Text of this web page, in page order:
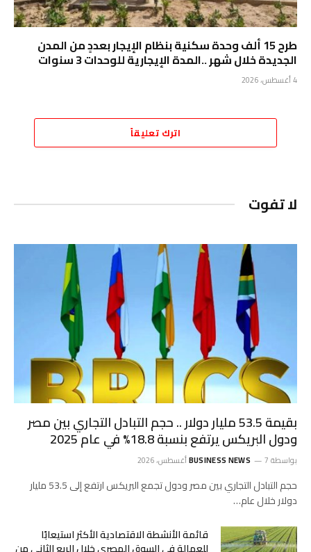
طرح 15 ألف وحدة سكنية بنظام الإيجار بعددٍ من المدن
الجديدة خلال شهر ..المدة الإيجارية للوحدات 3 سنوات
4 أغسطس، 2026
اترك تعليقاً
لا تفوت
بقيمة 53.5 مليار دولار .. حجم التبادل التجاري بين مصر
ودول البريكس يرتفع بنسبة 18.8% في عام 2025
بواسطة BUSINESS NEWS 7 أغسطس، 2026
حجم التبادل التجاري بين مصر ودول تجمع البريكس ارتفع إلى 53.5 مليار
دولار خلال عام…
قائمة الأنشطة الاقتصادية الأكثر استيعابًا